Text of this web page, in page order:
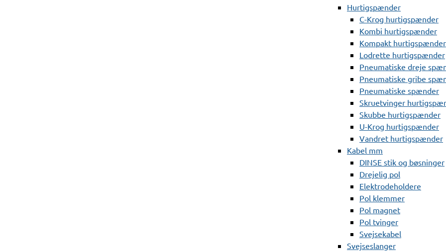
Hurtigspænder
C-Krog hurtigspænder
Kombi hurtigspænder
Kompakt hurtigspænder
Lodrette hurtigspænder
Pneumatiske dreje
Pneumatiske gribe
Pneumatiske spænder
Skruetvinger
Skubbe hurtigspænder
U-Krog hurtigspænder
Vandret hurtigspænder
Kabel mm
DINSE stik og bøsninger
Drejelig pol
Elektrodeholdere
Pol klemmer
Pol magnet
Pol tvinger
Svejsekabel
Svejseslanger